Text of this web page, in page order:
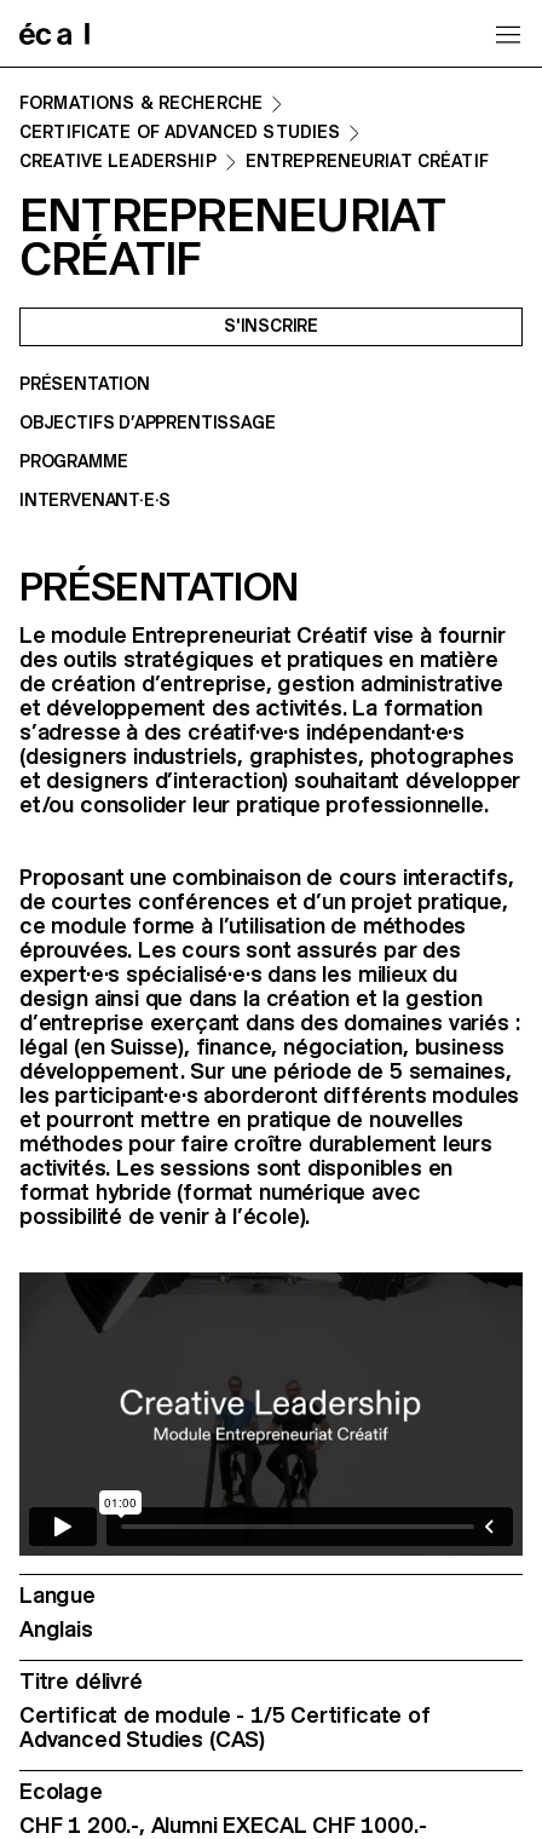
FORMATIONS & RECHERCHE
CERTIFICATE OF ADVANCED STUDIES
CREATIVE LEADERSHIP
ENTREPRENEURIAT CRÉATIF
ENTREPRENEURIAT
CRÉATIF
S'INSCRIRE
PRÉSENTATION
OBJECTIFS D’APPRENTISSAGE
PROGRAMME
INTERVENANT·E·S
PRÉSENTATION
Le module Entrepreneuriat Créatif vise à fournir
des outils stratégiques et pratiques en matière
de création d’entreprise, gestion administrative
et développement des activités. La formation
s’adresse à des créatif·ve·s indépendant·e·s
(designers industriels, graphistes, photographes
et designers d’interaction) souhaitant développer
et/ou consolider leur pratique professionnelle.
Proposant une combinaison de cours interactifs,
de courtes conférences et d’un projet pratique,
ce module forme à l’utilisation de méthodes
éprouvées. Les cours sont assurés par des
expert·e·s spécialisé·e·s dans les milieux du
design ainsi que dans la création et la gestion
d’entreprise exerçant dans des domaines variés :
légal (en Suisse), finance, négociation, business
développement. Sur une période de 5 semaines,
les participant·e·s aborderont différents modules
et pourront mettre en pratique de nouvelles
méthodes pour faire croître durablement leurs
activités. Les sessions sont disponibles en
format hybride (format numérique avec
possibilité de venir à l’école).
Langue
Anglais
Titre délivré
Certificat de module - 1/5 Certificate of
Advanced Studies (CAS)
Ecolage
CHF 1 200.-, Alumni EXECAL CHF 1000.-